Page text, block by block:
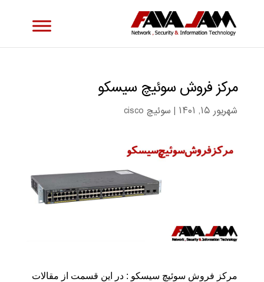
مرکز فروش سوئیچ سیسکو
شهریور ۱۵, ۱۴۰۱ | سوئیچ cisco
مرکز فروش سوئیچ سیسکو : در این قسمت از مقالات